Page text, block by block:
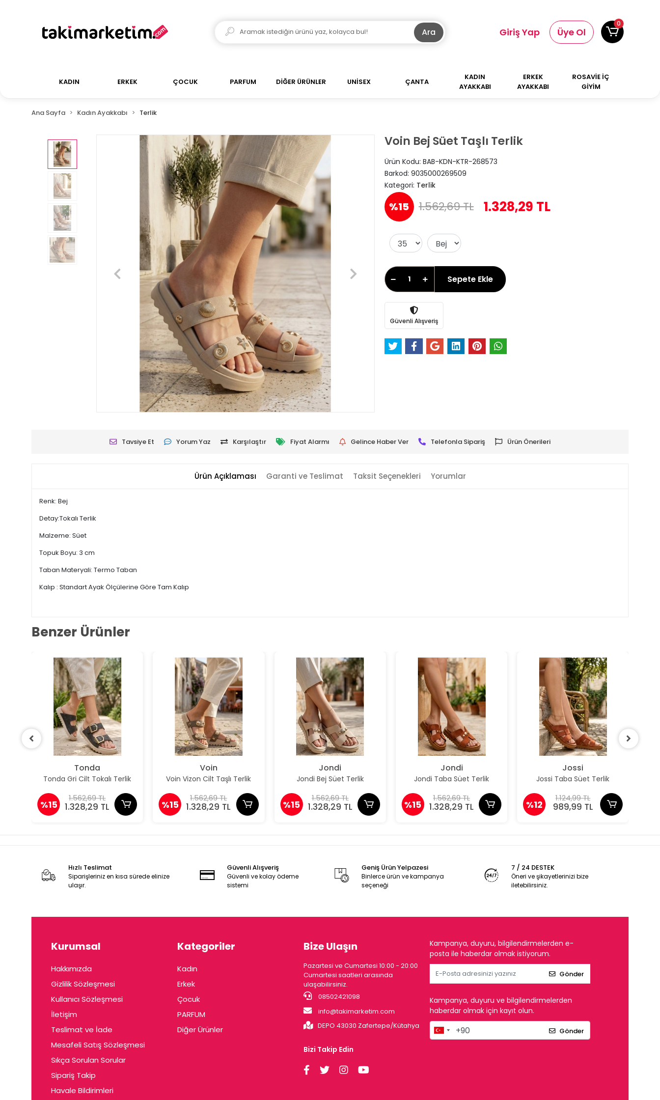
Ara Giriş Yap Üye Ol
0
KADIN ERKEK ÇOCUK PARFUM DİĞER ÜRÜNLER UNİSEX ÇANTA
KADIN
AYAKKABI
ERKEK
AYAKKABI
ROSAVİE İÇ
GİYİM
Ana Sayfa Kadın Ayakkabı Terlik
Voin Bej Süet Taşlı Terlik
Ürün Kodu: BAB-KDN-KTR-268573
Barkod: 9035000269509
Kategori: Terlik
%15 1.562,69 TL 1.328,29 TL
Sepete Ekle
Güvenli Alışveriş
Tavsiye Et Yorum Yaz Karşılaştır Fiyat Alarmı Gelince Haber Ver Telefonla Sipariş Ürün Önerileri
Ürün Açıklaması Garanti ve Teslimat Taksit Seçenekleri Yorumlar
Renk: Bej
Detay:Tokalı Terlik
Malzeme: Süet
Topuk Boyu: 3 cm
Taban Materyali: Termo Taban
Kalıp : Standart Ayak Ölçülerine Göre Tam Kalıp
Benzer Ürünler
Tonda
Tonda Gri Cilt Tokalı Terlik
%15
1.562,69 TL
1.328,29 TL
Voin
Voin Vizon Cilt Taşlı Terlik
%15
1.562,69 TL
1.328,29 TL
Jondi
Jondi Bej Süet Terlik
%15
1.562,69 TL
1.328,29 TL
Jondi
Jondi Taba Süet Terlik
%15
1.562,69 TL
1.328,29 TL
Jossi
Jossi Taba Süet Terlik
%12
1.124,99 TL
989,99 TL
Hızlı Teslimat
Siparişleriniz en kısa sürede elinize
ulaşır.
Güvenli Alışveriş
Güvenli ve kolay ödeme
sistemi
Geniş Ürün Yelpazesi
Binlerce ürün ve kampanya
seçeneği
7 / 24 DESTEK
Öneri ve şikayetlerinizi bize
iletebilirsiniz.
Kurumsal
Hakkımızda
Gizlilik Sözleşmesi
Kullanıcı Sözleşmesi
İletişim
Teslimat ve İade
Mesafeli Satış Sözleşmesi
Sıkça Sorulan Sorular
Sipariş Takip
Havale Bildirimleri
Kategoriler
Kadın
Erkek
Çocuk
PARFUM
Diğer Ürünler
Bize Ulaşın
Pazartesi ve Cumartesi 10:00 - 20:00
Cumartesi saatleri arasında
ulaşabilirsiniz.
08502421098
info@takimarketim.com
DEPO 43030 Zafertepe/Kütahya
Bizi Takip Edin
Kampanya, duyuru, bilgilendirmelerden e-
posta ile haberdar olmak istiyorum.
Gönder
Kampanya, duyuru ve bilgilendirmelerden
haberdar olmak için kayıt olun.
Gönder